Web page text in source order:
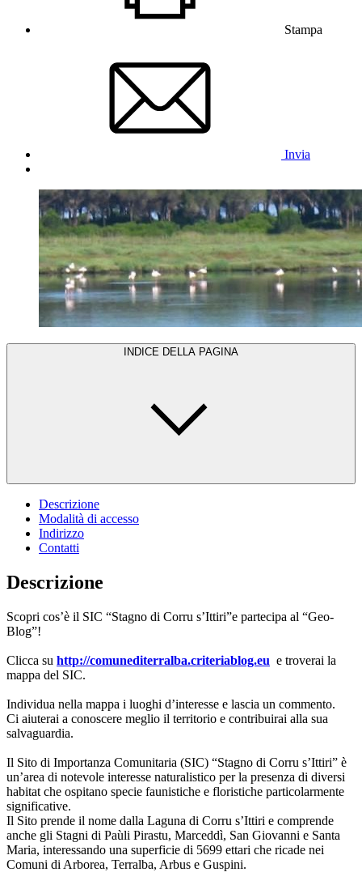
Stampa
Invia
INDICE DELLA PAGINA
Descrizione
Modalità di accesso
Indirizzo
Contatti
Descrizione
Scopri cos’è il SIC “Stagno di Corru s’Ittiri”e partecipa al “Geo-
Blog”!
Clicca su http://comunediterralba.criteriablog.eu e troverai la
mappa del SIC.
Individua nella mappa i luoghi d’interesse e lascia un commento.
Ci aiuterai a conoscere meglio il territorio e contribuirai alla sua
salvaguardia.
Il Sito di Importanza Comunitaria (SIC) “Stagno di Corru s’Ittiri” è
un’area di notevole interesse naturalistico per la presenza di diversi
habitat che ospitano specie faunistiche e floristiche particolarmente
significative.
Il Sito prende il nome dalla Laguna di Corru s’Ittiri e comprende
anche gli Stagni di Paùli Pirastu, Marceddì, San Giovanni e Santa
Maria, interessando una superficie di 5699 ettari che ricade nei
Comuni di Arborea, Terralba, Arbus e Guspini.